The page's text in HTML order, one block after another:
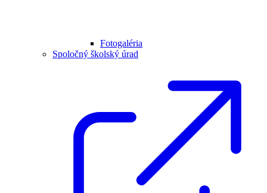
Fotogaléria
Spoločný školský úrad